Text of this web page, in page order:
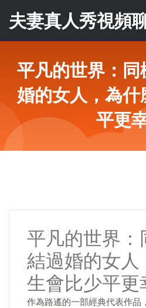
夫妻真人秀視頻
平凡的世界：
婚的女人，為
平更
平凡的世界
結過婚的女
生會比少平更
作為路遙的一部經典代表作品